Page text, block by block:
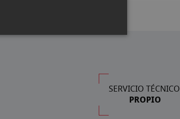
SERVICIO TÉCNICO
PROPIO